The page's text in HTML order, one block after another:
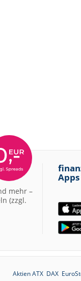
mehr –
(zzgl.
Apps
Aktien ATX DAX